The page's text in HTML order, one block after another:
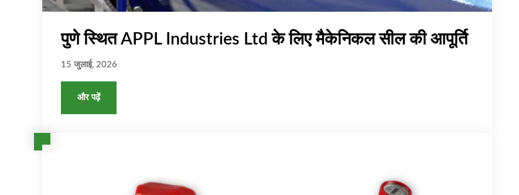
पुणे स्थित APPL Industries Ltd के लिए मैकेनिकल सील की आपूर्ति
15 जुलाई, 2026
और पढ़ें